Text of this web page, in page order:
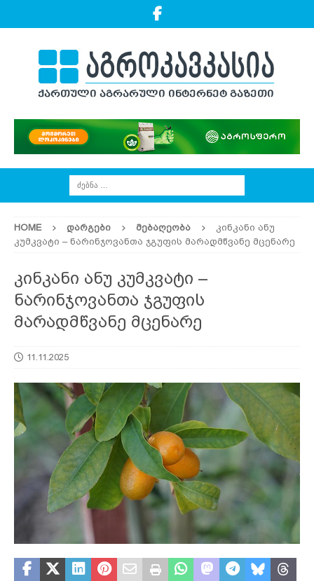
HOME ᲓᲐᲠᲒᲔᲑᲘ ᲛᲔᲑᲐᲦᲔᲝᲑᲐ
კინკანი ანუ
კუმკვატი – ნარინჯოვანთა ჯგუფის მარადმწვანე მცენარე
კინკანი ანუ კუმკვატი –
ნარინჯოვანთა ჯგუფის
მარადმწვანე მცენარე
11.11.2025